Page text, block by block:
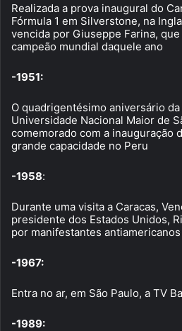
Realizada a prova inaugural do
Fórmula 1 em Silverstone, na
vencida por Giuseppe Farina,
campeão mundial daquele ano
-1951:
O quadrigentésimo aniversário
Universidade Nacional Maior de
comemorado com a inauguração
grande capacidade no Peru
-1958:
Durante uma visita a Caracas,
presidente dos Estados Unidos,
por manifestantes antiamericanos
-1967:
Entra no ar, em São Paulo, a TV
-1989: